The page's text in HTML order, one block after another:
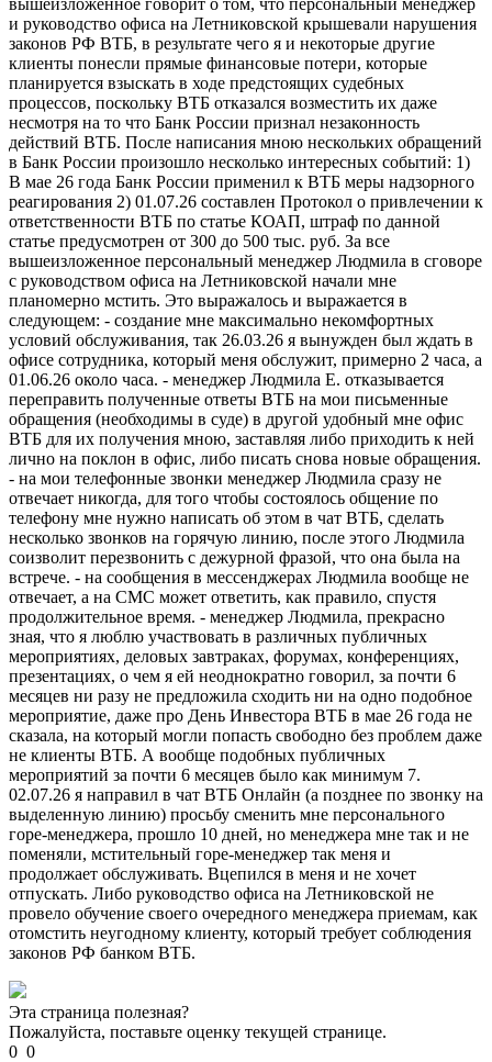
и руководство офиса на Летниковской крышевали нарушения
законов РФ ВТБ, в результате чего я и некоторые другие
клиенты понесли прямые финансовые потери, которые
планируется взыскать в ходе предстоящих судебных
процессов, поскольку ВТБ отказался возместить их даже
несмотря на то что Банк России признал незаконность
действий ВТБ. После написания мною нескольких обращений
в Банк России произошло несколько интересных событий: 1)
В мае 26 года Банк России применил к ВТБ меры надзорного
реагирования 2) 01.07.26 составлен Протокол о привлечении к
ответственности ВТБ по статье КОАП, штраф по данной
статье предусмотрен от 300 до 500 тыс. руб. За все
вышеизложенное персональный менеджер Людмила в сговоре
с руководством офиса на Летниковской начали мне
планомерно мстить. Это выражалось и выражается в
следующем: - создание мне максимально некомфортных
условий обслуживания, так 26.03.26 я вынужден был ждать в
офисе сотрудника, который меня обслужит, примерно 2 часа, а
01.06.26 около часа. - менеджер Людмила Е. отказывается
переправить полученные ответы ВТБ на мои письменные
обращения (необходимы в суде) в другой удобный мне офис
ВТБ для их получения мною, заставляя либо приходить к ней
лично на поклон в офис, либо писать снова новые обращения.
- на мои телефонные звонки менеджер Людмила сразу не
отвечает никогда, для того чтобы состоялось общение по
телефону мне нужно написать об этом в чат ВТБ, сделать
несколько звонков на горячую линию, после этого Людмила
соизволит перезвонить с дежурной фразой, что она была на
встрече. - на сообщения в мессенджерах Людмила вообще не
отвечает, а на СМС может ответить, как правило, спустя
продолжительное время. - менеджер Людмила, прекрасно
зная, что я люблю участвовать в различных публичных
мероприятиях, деловых завтраках, форумах, конференциях,
презентациях, о чем я ей неоднократно говорил, за почти 6
месяцев ни разу не предложила сходить ни на одно подобное
мероприятие, даже про День Инвестора ВТБ в мае 26 года не
сказала, на который могли попасть свободно без проблем даже
не клиенты ВТБ. А вообще подобных публичных
мероприятий за почти 6 месяцев было как минимум 7.
02.07.26 я направил в чат ВТБ Онлайн (а позднее по звонку на
выделенную линию) просьбу сменить мне персонального
горе-менеджера, прошло 10 дней, но менеджера мне так и не
поменяли, мстительный горе-менеджер так меня и
продолжает обслуживать. Вцепился в меня и не хочет
отпускать. Либо руководство офиса на Летниковской не
провело обучение своего очередного менеджера приемам, как
отомстить неугодному клиенту, который требует соблюдения
законов РФ банком ВТБ.
Эта страница полезная?
Пожалуйста, поставьте оценку текущей странице.
0 0